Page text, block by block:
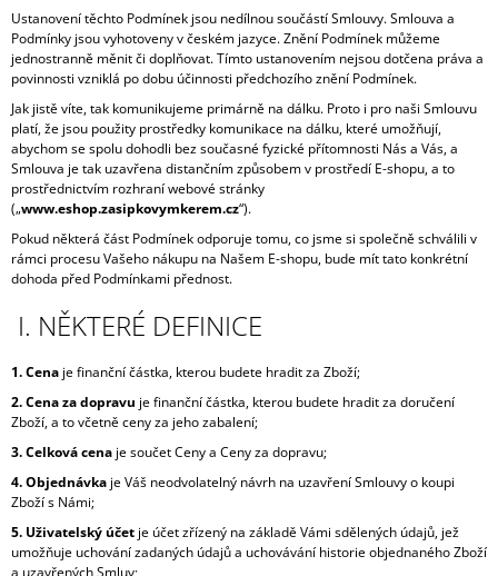
Ustanovení těchto Podmínek jsou nedílnou součástí Smlouvy. Smlouva a
Podmínky jsou vyhotoveny v českém jazyce. Znění Podmínek můžeme
jednostranně měnit či doplňovat. Tímto ustanovením nejsou dotčena práva a
povinnosti vzniklá po dobu účinnosti předchozího znění Podmínek.
Jak jistě víte, tak komunikujeme primárně na dálku. Proto i pro naši Smlouvu
platí, že jsou použity prostředky komunikace na dálku, které umožňují,
abychom se spolu dohodli bez současné fyzické přítomnosti Nás a Vás, a
Smlouva je tak uzavřena distančním způsobem v prostředí E-shopu, a to
prostřednictvím rozhraní webové stránky
(„www.eshop.zasipkovymkerem.cz“).
Pokud některá část Podmínek odporuje tomu, co jsme si společně schválili v
rámci procesu Vašeho nákupu na Našem E-shopu, bude mít tato konkrétní
dohoda před Podmínkami přednost.
I. NĚKTERÉ DEFINICE
1. Cena je finanční částka, kterou budete hradit za Zboží;
2. Cena za dopravu je finanční částka, kterou budete hradit za doručení
Zboží, a to včetně ceny za jeho zabalení;
3. Celková cena je součet Ceny a Ceny za dopravu;
4. Objednávka je Váš neodvolatelný návrh na uzavření Smlouvy o koupi
Zboží s Námi;
5. Uživatelský účet je účet zřízený na základě Vámi sdělených údajů, jež
umožňuje uchování zadaných údajů a uchovávání historie objednaného Zboží
a uzavřených Smluv;
HLEDAT